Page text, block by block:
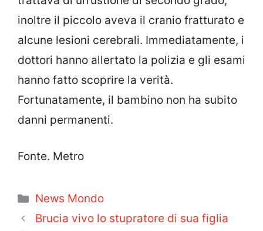
inoltre il piccolo aveva il cranio fratturato e
alcune lesioni cerebrali. Immediatamente, i
dottori hanno allertato la polizia e gli esami
hanno fatto scoprire la verità.
Fortunatamente, il bambino non ha subito
danni permanenti.
Fonte. Metro
Categorie
News Mondo
Brucia vivo lo stupratore di sua figlia